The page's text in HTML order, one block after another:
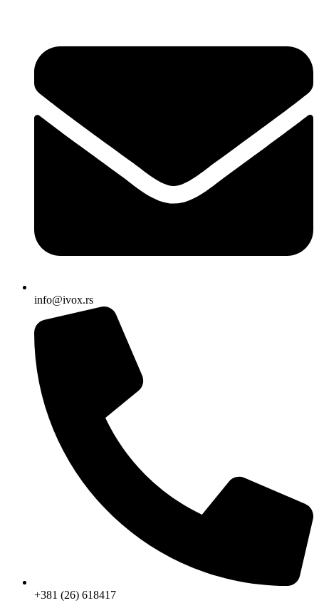
info@ivox.rs
+381 (26) 618417